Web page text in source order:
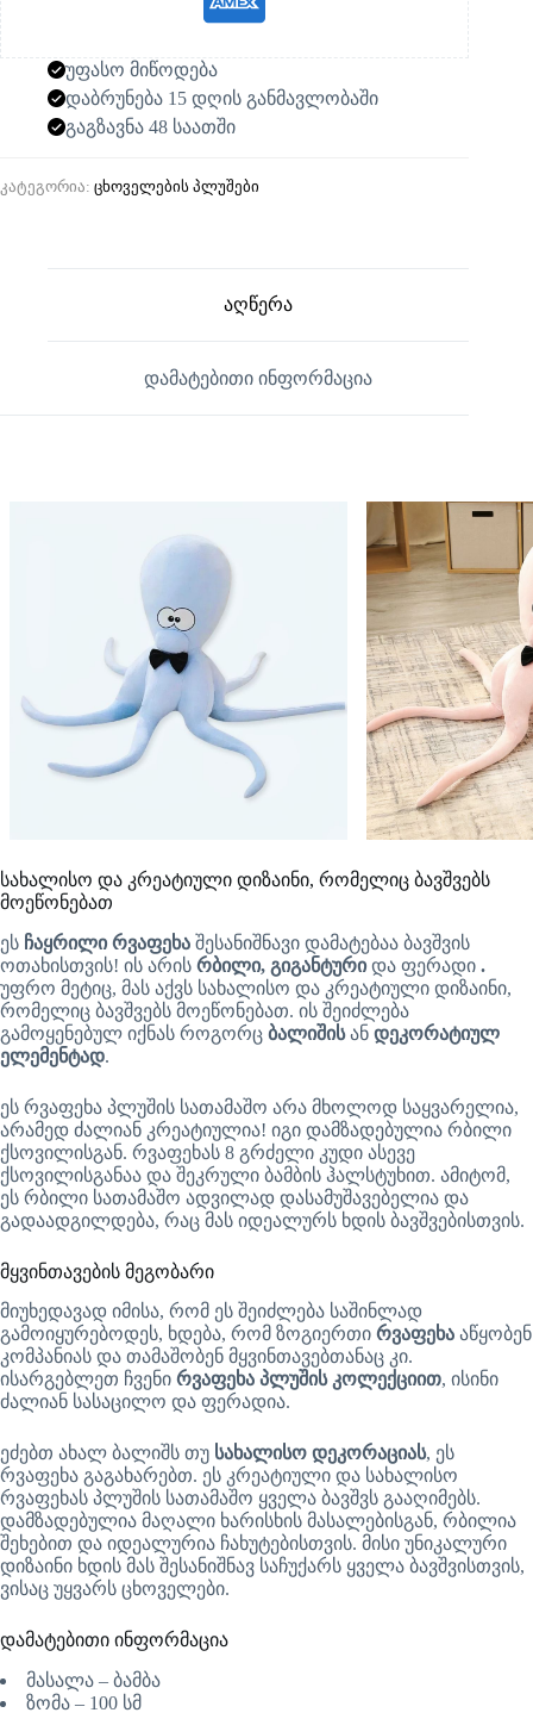
უფასო მიწოდება
დაბრუნება 15 დღის განმავლობაში
გაგზავნა 48 საათში
კატეგორია: ცხოველების პლუშები
აღწერა
დამატებითი ინფორმაცია
სახალისო და კრეატიული დიზაინი, რომელიც ბავშვებს
მოეწონებათ
ეს ჩაყრილი რვაფეხა შესანიშნავი დამატებაა ბავშვის
ოთახისთვის! ის არის რბილი, გიგანტური და ფერადი .
უფრო მეტიც, მას აქვს სახალისო და კრეატიული დიზაინი,
რომელიც ბავშვებს მოეწონებათ. ის შეიძლება
გამოყენებულ იქნას როგორც ბალიშისან დეკორატიულ
ელემენტად.
ეს რვაფეხა პლუშის სათამაშო არა მხოლოდ საყვარელია,
არამედ ძალიან კრეატიულია! იგი დამზადებულია რბილი
ქსოვილისგან. რვაფეხას 8 გრძელი კუდი ასევე
ქსოვილისგანაა და შეკრული ბამბის ჰალსტუხით. ამიტომ,
ეს რბილი სათამაშო ადვილად დასამუშავებელია და
გადაადგილდება, რაც მას იდეალურს ხდის ბავშვებისთვის.
მყვინთავების მეგობარი
მიუხედავად იმისა, რომ ეს შეიძლება საშინლად
გამოიყურებოდეს, ხდება, რომ ზოგიერთი რვაფეხა აწყობენ
კომპანიას და თამაშობენ მყვინთავებთანაც კი.
ისარგებლეთ ჩვენი რვაფეხა პლუშის კოლექციით, ისინი
ძალიან სასაცილო და ფერადია.
ეძებთ ახალ ბალიშს თუ სახალისო დეკორაციას, ეს
რვაფეხა გაგახარებთ. ეს კრეატიული და სახალისო
რვაფეხას პლუშის სათამაშო ყველა ბავშვს გააღიმებს.
დამზადებულია მაღალი ხარისხის მასალებისგან, რბილია
შეხებით და იდეალურია ჩახუტებისთვის. მისი უნიკალური
დიზაინი ხდის მას შესანიშნავ საჩუქარს ყველა ბავშვისთვის,
ვისაც უყვარს ცხოველები.
დამატებითი ინფორმაცია
მასალა – ბამბა
ზომა – 100 სმ